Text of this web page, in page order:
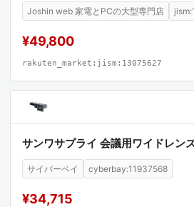
Joshin web 家電とPCの大型専門店
¥49,800
rakuten_market:jism:13075627
サンワサプライ 会議用ワイドレン
サイバーベイ cyberbay:11937568
¥34,715